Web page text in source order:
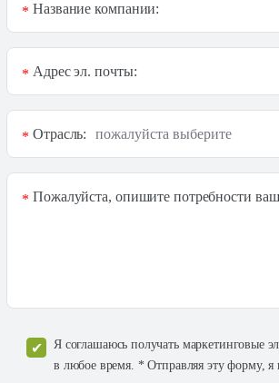
Название компании:
*
Адрес эл. почты:
*
Отрасль:
*
Пожалуйста, опишите потребности
*
Я соглашаюсь получать маркетинговые
в любое время. * Отправляя эту форму,